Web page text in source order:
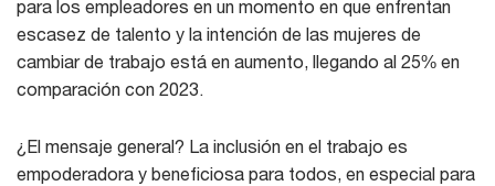
para los empleadores en un momento en que enfrentan
escasez de talento y la intención de las mujeres de
cambiar de trabajo está en aumento, llegando al 25% en
comparación con 2023.
¿El mensaje general? La inclusión en el trabajo es
empoderadora y beneficiosa para todos, en especial para